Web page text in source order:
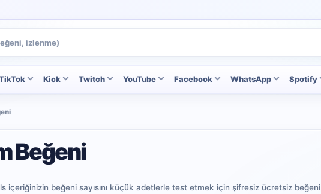
Kick Twitch YouTube Facebook WhatsApp Spotify
Beğeni
içeriğinizin beğeni sayısını küçük adetlerle test etmek için şifresiz ücretsiz beğeni